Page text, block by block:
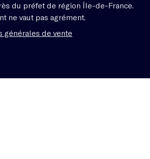
du préfet de région Île-de-France.
ne vaut pas agrément.
générales de vente